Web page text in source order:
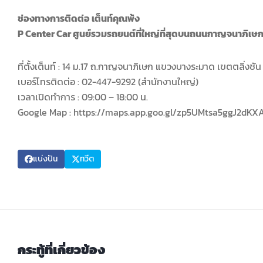
ช่องทางการติดต่อ เต็นท์คุณพ้ง
P Center Car ศูนย์รวมรถยนต์ที่ใหญ่ที่สุดบนถนนกาญจนาภิเษก
ที่ตั้งเต็นท์ : 14 ม.17 ถ.กาญจนาภิเษก แขวงบางระมาด เขตตลิ่งชั
เบอร์โทรติดต่อ : 02-447-9292 (สำนักงานใหญ่)
เวลาเปิดทำการ : 09:00 – 18:00 น.
Google Map : https://maps.app.goo.gl/
แบ่งปัน ทวีต
กระทู้ที่เกี่ยวข้อง